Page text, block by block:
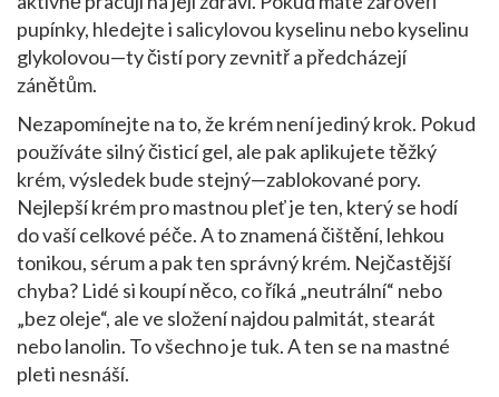
pupínky, hledejte i salicylovou kyselinu nebo kyselinu
glykolovou—ty čistí pory zevnitř a předcházejí
zánětům.
Nezapomínejte na to, že krém není jediný krok. Pokud
používáte silný čisticí gel, ale pak aplikujete těžký
krém, výsledek bude stejný—zablokované pory.
Nejlepší krém pro mastnou pleť je ten, který se hodí
do vaší celkové péče. A to znamená čištění, lehkou
tonikou, sérum a pak ten správný krém. Nejčastější
chyba? Lidé si koupí něco, co říká „neutrální“ nebo
„bez oleje“, ale ve složení najdou palmitát, stearát
nebo lanolin. To všechno je tuk. A ten se na mastné
pleti nesnáší.